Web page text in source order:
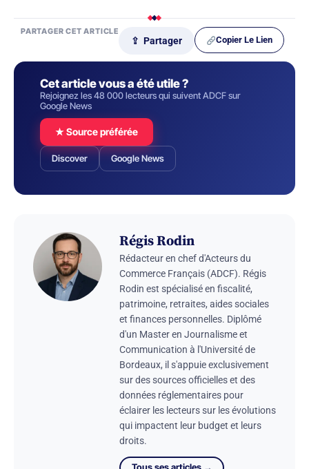
PARTAGER CET ARTICLE
⇪ Partager Copier Le Lien
Cet article vous a été utile ?
Rejoignez les 48 000 lecteurs qui suivent ADCF sur
Google News
★ Source préférée
Discover Google News
Régis Rodin
Rédacteur en chef d'Acteurs du
Commerce Français (ADCF). Régis
Rodin est spécialisé en fiscalité,
patrimoine, retraites, aides sociales
et finances personnelles. Diplômé
d'un Master en Journalisme et
Communication à l'Université de
Bordeaux, il s'appuie exclusivement
sur des sources officielles et des
données réglementaires pour
éclairer les lecteurs sur les évolutions
qui impactent leur budget et leurs
droits.